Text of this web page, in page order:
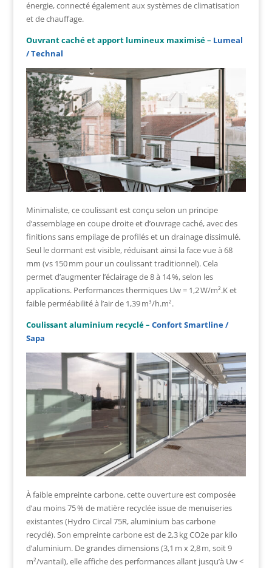
énergie, connecté également aux systèmes de climatisation
et de chauffage.
Ouvrant caché et apport lumineux maximisé – Lumeal
/ Technal
Minimaliste, ce coulissant est conçu selon un principe
d’assemblage en coupe droite et d’ouvrage caché, avec des
finitions sans empilage de profilés et un drainage dissimulé.
Seul le dormant est visible, réduisant ainsi la face vue à 68
mm (vs 150 mm pour un coulissant traditionnel). Cela
permet d’augmenter l’éclairage de 8 à 14 %, selon les
applications. Performances thermiques Uw = 1,2 W/m².K et
faible perméabilité à l’air de 1,39 m³/h.m².
Coulissant aluminium recyclé – Confort Smartline /
Sapa
À faible empreinte carbone, cette ouverture est composée
d’au moins 75 % de matière recyclée issue de menuiseries
existantes (Hydro Circal 75R, aluminium bas carbone
recyclé). Son empreinte carbone est de 2,3 kg CO2e par kilo
d’aluminium. De grandes dimensions (3,1 m x 2,8 m, soit 9
m²/vantail), elle affiche des performances allant jusqu’à Uw <